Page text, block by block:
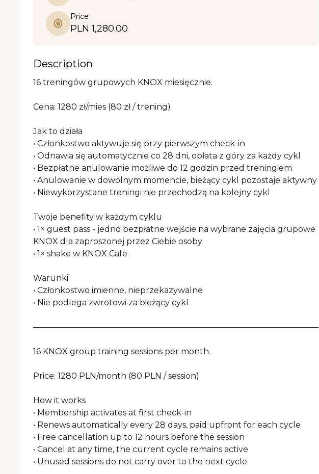
Price
PLN 1,280.00
Description
16 treningów grupowych KNOX miesięcznie.
Cena: 1280 zł/mies (80 zł / trening)
Jak to działa
• Członkostwo aktywuje się przy pierwszym check-in
• Odnawia się automatycznie co 28 dni, opłata z góry za każdy cykl
• Bezpłatne anulowanie możliwe do 12 godzin przed treningiem
• Anulowanie w dowolnym momencie, bieżący cykl pozostaje aktywny
• Niewykorzystane treningi nie przechodzą na kolejny cykl
Twoje benefity w każdym cyklu
• 1× guest pass - jedno bezpłatne wejście na wybrane zajęcia grupowe
KNOX dla zaproszonej przez Ciebie osoby
• 1× shake w KNOX Cafe
Warunki
• Członkostwo imienne, nieprzekazywalne
• Nie podlega zwrotowi za bieżący cykl
———————————————————————————————————
16 KNOX group training sessions per month.
Price: 1280 PLN/month (80 PLN / session)
How it works
• Membership activates at first check-in
• Renews automatically every 28 days, paid upfront for each cycle
• Free cancellation up to 12 hours before the session
• Cancel at any time, the current cycle remains active
• Unused sessions do not carry over to the next cycle